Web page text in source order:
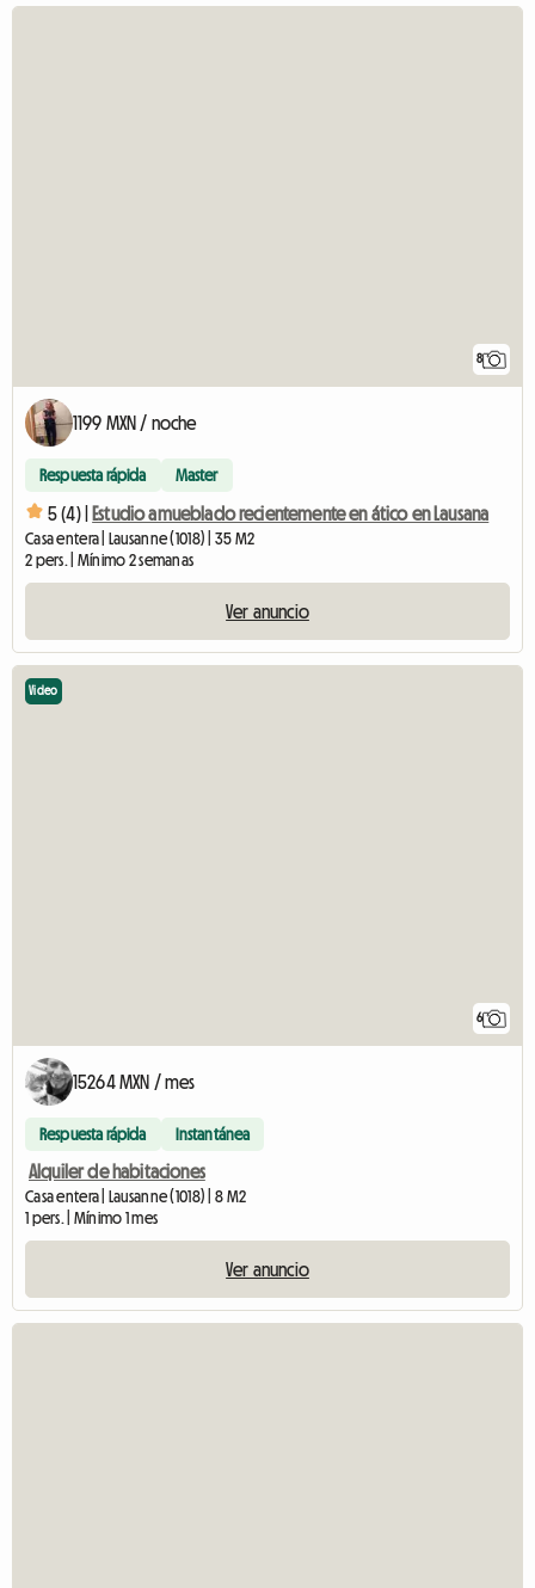
8
1199 MXN / noche
Respuesta rápida Master
5 (4) | Estudio amueblado recientemente en ático en Lausana
Casa entera | Lausanne (1018) | 35 M2
2 pers. | Mínimo 2 semanas
Ver anuncio
6
Video
15264 MXN / mes
Respuesta rápida Instantánea
Alquiler de habitaciones
Casa entera | Lausanne (1018) | 8 M2
1 pers. | Mínimo 1 mes
Ver anuncio